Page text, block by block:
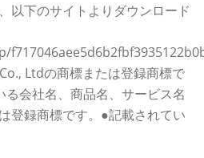
以下のサイトよりダウンロード
Ltdの商標または登録商標で
会社名、商品名、サービス名
登録商標です。●記載されてい